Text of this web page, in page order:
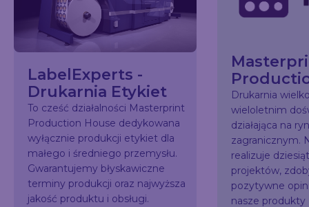
LabelExperts -
Drukarnia Etykiet
To cześć działalności Masterprint
Production House dedykowana
wyłącznie produkcji etykiet dla
małego i średniego przemysłu.
Gwarantujemy błyskawiczne
terminy produkcji oraz najwyższa
jakość produktu i obsługi.
Drukarnia
wieloletnim
działająca na
zagranicznym.
realizuje
projektów,
pozytywne
nasze